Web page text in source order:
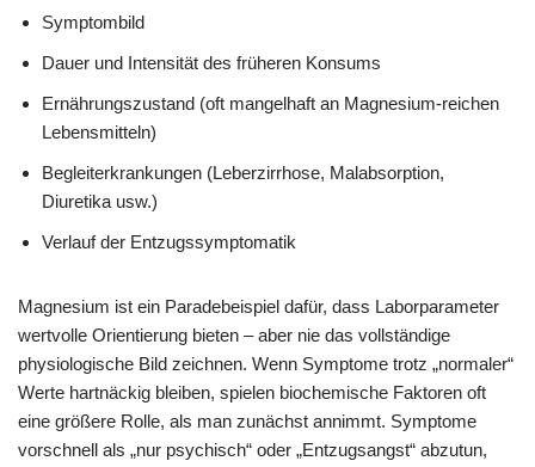
Symptombild
Dauer und Intensität des früheren Konsums
Ernährungszustand (oft mangelhaft an Magnesium-reichen
Lebensmitteln)
Begleiterkrankungen (Leberzirrhose, Malabsorption,
Diuretika usw.)
Verlauf der Entzugssymptomatik
Magnesium ist ein Paradebeispiel dafür, dass Laborparameter
wertvolle Orientierung bieten – aber nie das vollständige
physiologische Bild zeichnen. Wenn Symptome trotz „normaler“
Werte hartnäckig bleiben, spielen biochemische Faktoren oft
eine größere Rolle, als man zunächst annimmt. Symptome
vorschnell als „nur psychisch“ oder „Entzugsangst“ abzutun,